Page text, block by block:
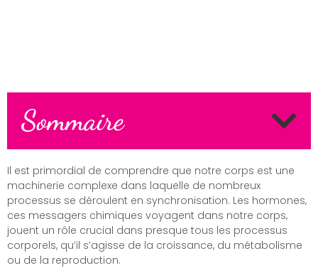
Sommaire
Il est primordial de comprendre que notre corps est une
machinerie complexe dans laquelle de nombreux
processus se déroulent en synchronisation. Les hormones,
ces messagers chimiques voyagent dans notre corps,
jouent un rôle crucial dans presque tous les processus
corporels, qu’il s’agisse de la croissance, du métabolisme
ou de la reproduction.